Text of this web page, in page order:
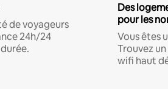
de voyageurs
24h/24
Des
pour les
Vous êtes
Trouvez
wifi haut